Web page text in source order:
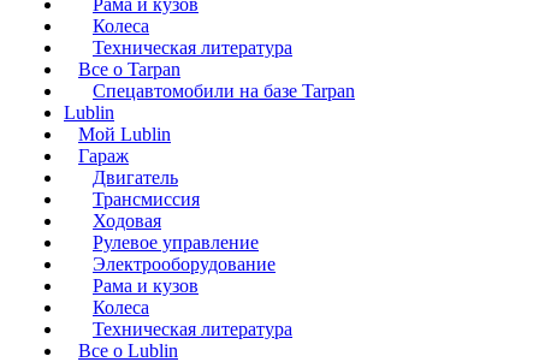
Рама и кузов
Колеса
Техническая литература
Все о Tarpan
Спецавтомобили на базе Tarpan
Lublin
Мой Lublin
Гараж
Двигатель
Трансмиссия
Ходовая
Рулевое управление
Электрооборудование
Рама и кузов
Колеса
Техническая литература
Все о Lublin